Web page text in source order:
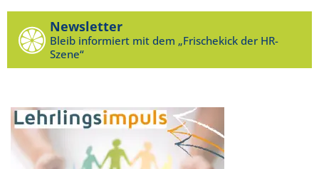
Newsletter
Bleib informiert mit dem „Frischekick der HR-
Szene“